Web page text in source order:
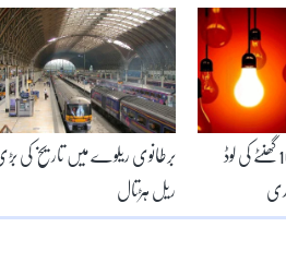
برطانوی ریلوے میں تاریخ کی
ریل ہڑتال
کراچی میں 6 سے 10 گھنٹے کی لوڈ